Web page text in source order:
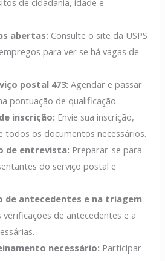
abertas: Consulte o site da USPS
para ver se há vagas de
postal 473: Agendar e passar
pontuação de qualificação.
inscrição: Envie sua inscrição,
todos os documentos necessários.
de entrevista: Preparar-se para
do serviço postal e
de antecedentes e na triagem
verificações de antecedentes e a
necessário: Participar